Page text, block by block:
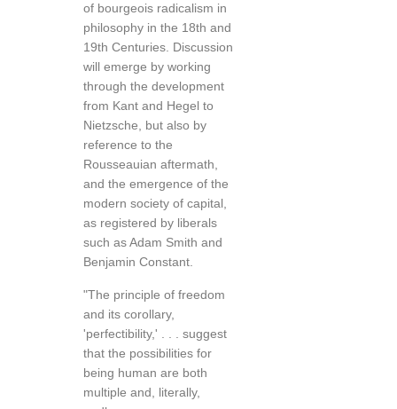
of bourgeois radicalism in
philosophy in the 18th and
19th Centuries. Discussion
will emerge by working
through the development
from Kant and Hegel to
Nietzsche, but also by
reference to the
Rousseauian aftermath,
and the emergence of the
modern society of capital,
as registered by liberals
such as Adam Smith and
Benjamin Constant.
"The principle of freedom
and its corollary,
'perfectibility,' . . . suggest
that the possibilities for
being human are both
multiple and, literally,